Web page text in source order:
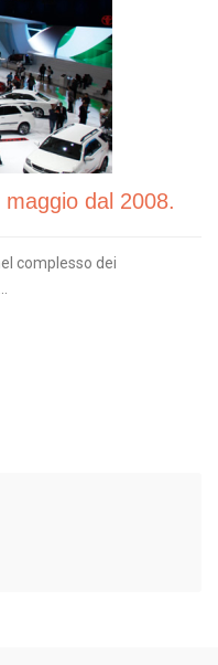
dal 2008.
complesso dei